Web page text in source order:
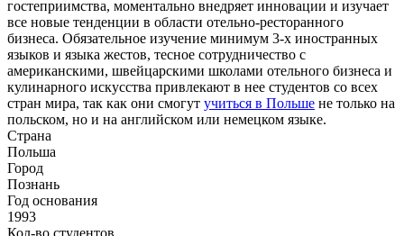
гостеприимства, моментально внедряет инновации и изучает
все новые тенденции в области отельно-ресторанного
бизнеса. Обязательное изучение минимум 3-х иностранных
языков и языка жестов, тесное сотрудничество с
американскими, швейцарскими школами отельного бизнеса и
кулинарного искусства привлекают в нее студентов со всех
стран мира, так как они смогут учиться в Польше не только на
польском, но и на английском или немецком языке.
Страна
Польша
Город
Познань
Год основания
1993
Кол-во студентов